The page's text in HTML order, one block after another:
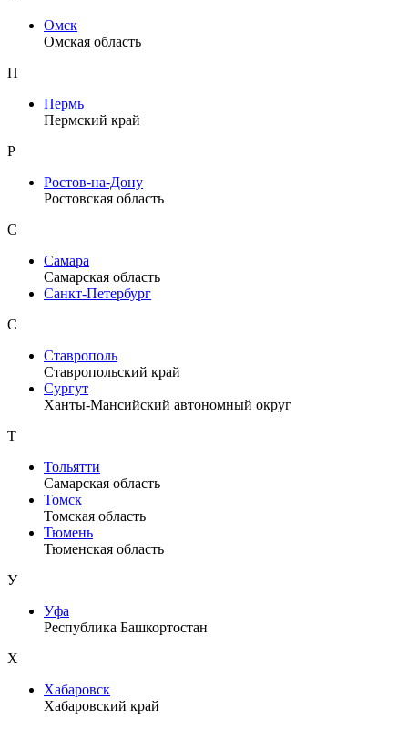
Омск
Омская область
П
Пермь
Пермский край
Р
Ростов-на-Дону
Ростовская область
С
Самара
Самарская область
Санкт-Петербург
С
Ставрополь
Ставропольский край
Сургут
Ханты-Мансийский автономный округ
Т
Тольятти
Самарская область
Томск
Томская область
Тюмень
Тюменская область
У
Уфа
Республика Башкортостан
Х
Хабаровск
Хабаровский край